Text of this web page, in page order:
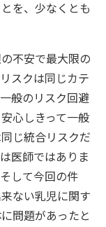
を、少なくとも
不安で最大限の
スクは同じカテ
般のリスク回避
心しきって一般
じ統合リスクだ
医師ではありま
して今回の件
ない乳児に関す
問題があったと